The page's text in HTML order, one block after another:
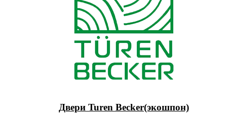
Двери Turen Becker(экошпон)